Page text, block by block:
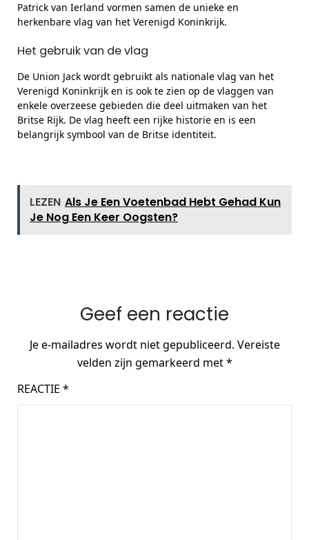
Patrick van Ierland vormen samen de unieke en
herkenbare vlag van het Verenigd Koninkrijk.
Het gebruik van de vlag
De Union Jack wordt gebruikt als nationale vlag van het
Verenigd Koninkrijk en is ook te zien op de vlaggen van
enkele overzeese gebieden die deel uitmaken van het
Britse Rijk. De vlag heeft een rijke historie en is een
belangrijk symbool van de Britse identiteit.
LEZEN Als Je Een Voetenbad Hebt Gehad Kun
Je Nog Een Keer Oogsten?
Geef een reactie
Je e-mailadres wordt niet gepubliceerd. Vereiste
velden zijn gemarkeerd met*
REACTIE *